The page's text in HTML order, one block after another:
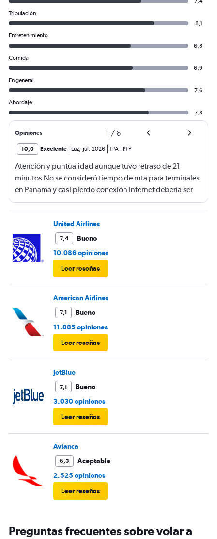
Tripulación
8,1
Entretenimiento
6,8
Comida
6,9
En general
7,6
Abordaje
7,8
Opiniones 1 /6
10,0 Excelente Luz, jul. 2026 TPA- PTY
Atención y puntualidad aunque tuvo retraso de 21
minutos No se consideró tiempo de ruta para terminales
en Panama y casi pierdo conexión Internet debería ser
gratis
United Airlines
7,4
Bueno
10.086 opiniones
Leer reseñas
American Airlines
7,1
Bueno
11.885 opiniones
Leer reseñas
JetBlue
7,1
Bueno
3.030 opiniones
Leer reseñas
Avianca
6,5
Aceptable
2.525 opiniones
Leer reseñas
Preguntas frecuentes sobre volar a